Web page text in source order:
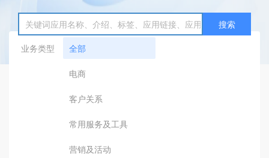
搜索
业务类型
全部
电商
客户关系
常用服务及工具
营销及活动